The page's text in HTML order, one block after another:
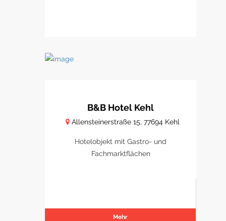
B&B Hotel Kehl
Allensteinerstraße 15, 77694 Kehl
Hotelobjekt mit Gastro- und
Fachmarktflächen
Mehr